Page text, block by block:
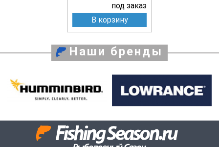
под заказ
В корзину
Наши бренды